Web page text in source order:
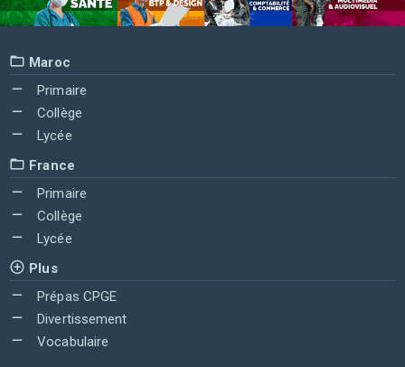
Maroc
Primaire
Collège
Lycée
France
Primaire
Collège
Lycée
Plus
Prépas CPGE
Divertissement
Vocabulaire